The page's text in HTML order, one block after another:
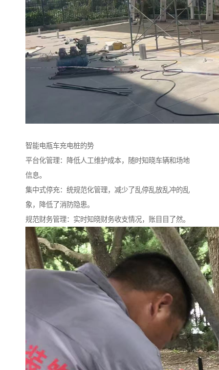
智能电瓶车充电桩的势
平台化管理：降低人工维护成本，随时知晓车辆和场地
信息。
集中式停充：统规范化管理，减少了乱停乱放乱冲的乱
象，降低了消防隐患。
规范财务管理：实时知晓财务收支情况，账目目了然。